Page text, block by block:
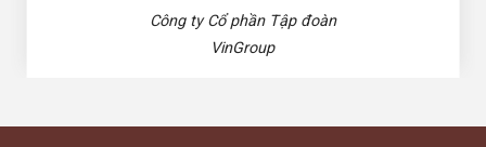
Công ty Cổ phần Tập đoàn
VinGroup